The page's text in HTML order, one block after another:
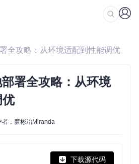
全攻略：从环境适配到性能调优
署全攻略：从环境
优
者：廉彬冶Miranda
下载源代码